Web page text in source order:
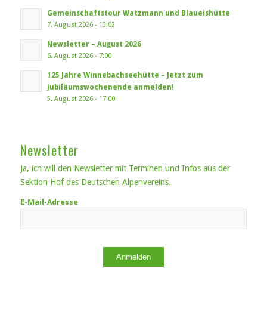
Gemeinschaftstour Watzmann und Blaueishütte
7. August 2026 - 13:02
Newsletter – August 2026
6. August 2026 - 7:00
125 Jahre Winnebachseehütte – Jetzt zum
Jubiläumswochenende anmelden!
5. August 2026 - 17:00
Newsletter
Ja, ich will den Newsletter mit Terminen und Infos aus der
Sektion Hof des Deutschen Alpenvereins.
E-Mail-Adresse
Anmelden